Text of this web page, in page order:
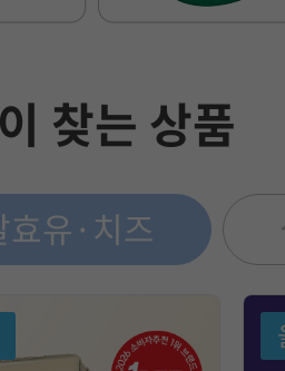
찾는 상품
효유·치즈